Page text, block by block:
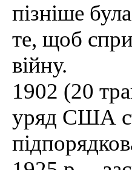
пізніше
те, щоб
війну.
1902 (20
уряд США